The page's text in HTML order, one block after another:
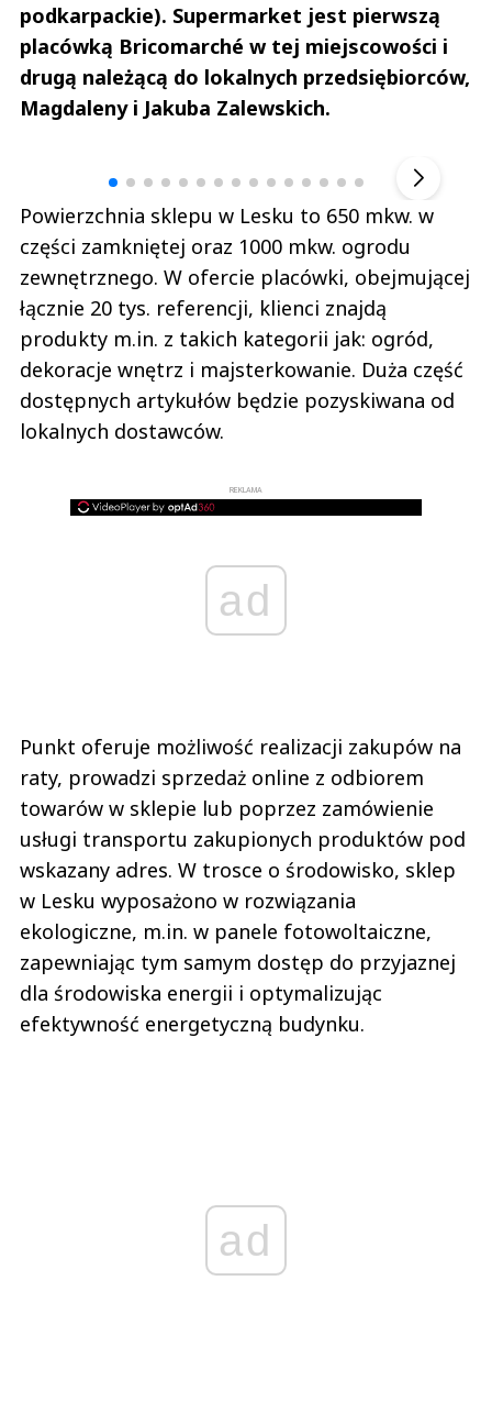
podkarpackie). Supermarket jest pierwszą
placówką Bricomarché w tej miejscowości i
drugą należącą do lokalnych przedsiębiorców,
Magdaleny i Jakuba Zalewskich.
Powierzchnia sklepu w Lesku to 650 mkw. w
części zamkniętej oraz 1000 mkw. ogrodu
zewnętrznego. W ofercie placówki, obejmującej
łącznie 20 tys. referencji, klienci znajdą
produkty m.in. z takich kategorii jak: ogród,
dekoracje wnętrz i majsterkowanie. Duża część
dostępnych artykułów będzie pozyskiwana od
lokalnych dostawców.
REKLAMA
ad
Punkt oferuje możliwość realizacji zakupów na
raty, prowadzi sprzedaż online z odbiorem
towarów w sklepie lub poprzez zamówienie
usługi transportu zakupionych produktów pod
wskazany adres. W trosce o środowisko, sklep
w Lesku wyposażono w rozwiązania
ekologiczne, m.in. w panele fotowoltaiczne,
zapewniając tym samym dostęp do przyjaznej
dla środowiska energii i optymalizując
efektywność energetyczną budynku.
ad